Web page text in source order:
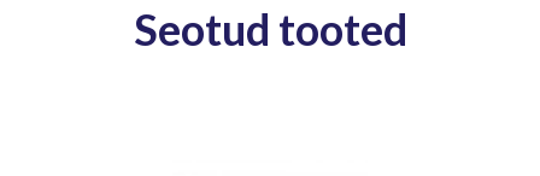
Seotud tooted